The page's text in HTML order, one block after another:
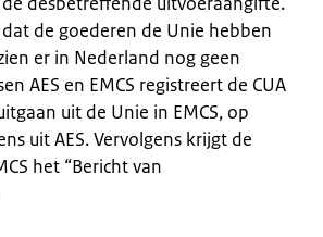
de goederen de Unie hebben
er in Nederland nog geen
AES en EMCS registreert de CUA
uit de Unie in EMCS, op
uit AES. Vervolgens krijgt de
het “Bericht van